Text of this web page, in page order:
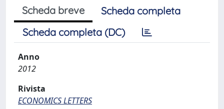
Scheda breve
Scheda completa
Scheda completa (DC)
Anno
2012
Rivista
ECONOMICS LETTERS